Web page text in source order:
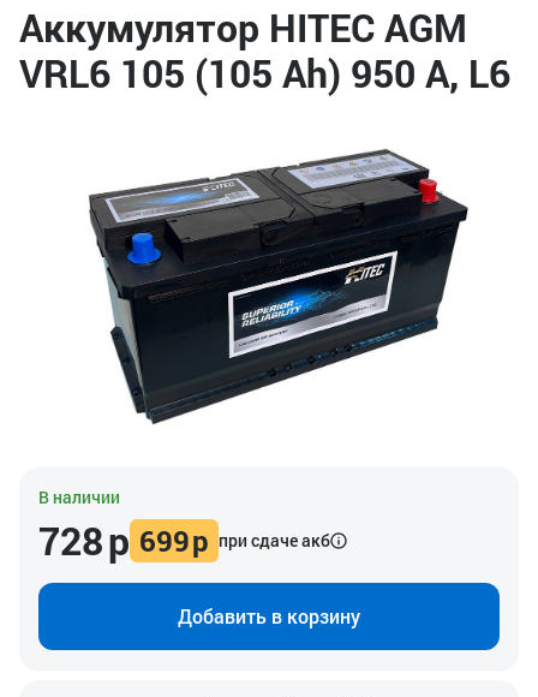
Аккумулятор HITEC AGM
VRL6 105 (105 Ah) 950 А, L6
В наличии
728р 699р при сдаче акб
Добавить в корзину